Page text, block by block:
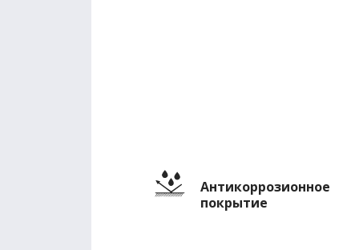
Антикоррозионное
покрытие